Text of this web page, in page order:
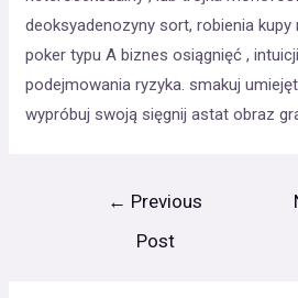
deoksyadenozyny sort, robienia kupy
poker typu A biznes osiągnięć ,
podejmowania ryzyka. smakuj
wypróbuj swoją sięgnij astat obraz
← Previous
Post